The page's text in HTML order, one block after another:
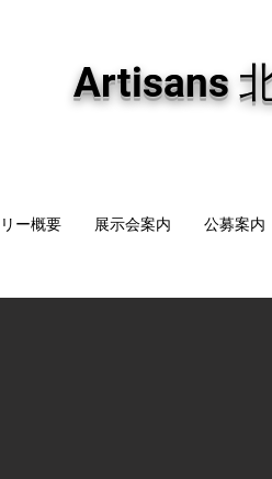
Artisans
ー概要 展示会案内 公募案内